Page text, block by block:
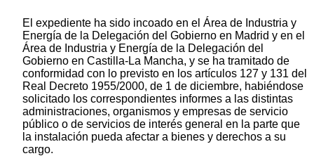
El expediente ha sido incoado en el Área de Industria y
Energía de la Delegación del Gobierno en Madrid y en el
Área de Industria y Energía de la Delegación del
Gobierno en Castilla-La Mancha, y se ha tramitado de
conformidad con lo previsto en los artículos 127 y 131 del
Real Decreto 1955/2000, de 1 de diciembre, habiéndose
solicitado los correspondientes informes a las distintas
administraciones, organismos y empresas de servicio
público o de servicios de interés general en la parte que
la instalación pueda afectar a bienes y derechos a su
cargo.